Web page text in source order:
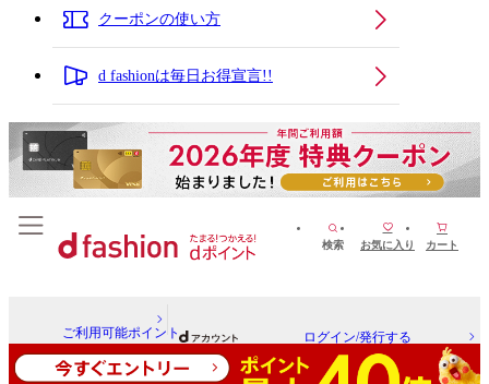
クーポンの使い方
d fashionは毎日お得宣言!!
検索 お気に入り カート
ご利用可能ポイント ログイン/発行する